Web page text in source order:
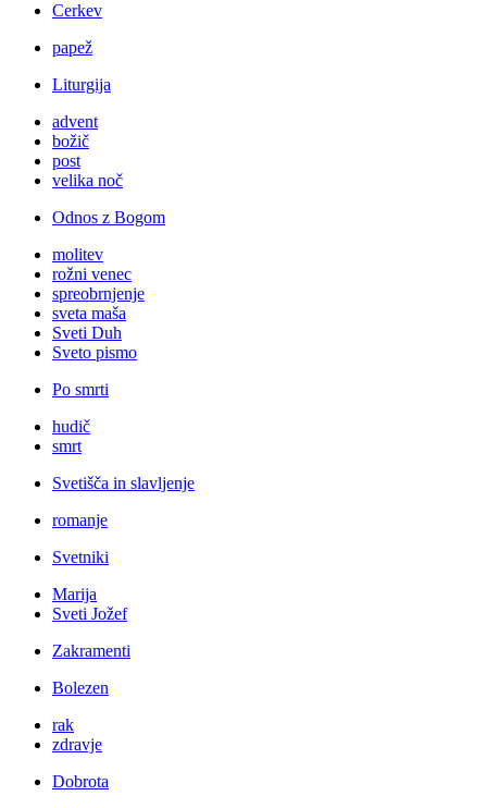
Cerkev
papež
Liturgija
advent
božič
post
velika noč
Odnos z Bogom
molitev
rožni venec
spreobrnjenje
sveta maša
Sveti Duh
Sveto pismo
Po smrti
hudič
smrt
Svetišča in slavljenje
romanje
Svetniki
Marija
Sveti Jožef
Zakramenti
Bolezen
rak
zdravje
Dobrota